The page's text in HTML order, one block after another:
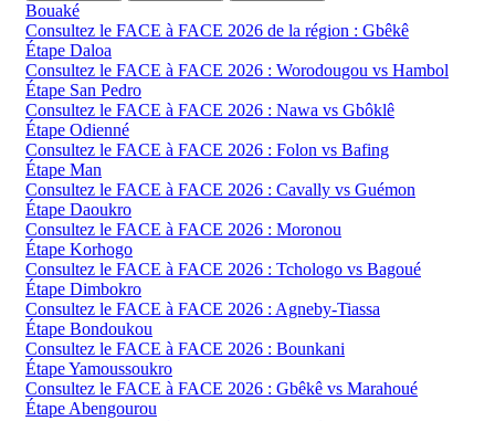
Bouaké
Consultez le FACE à FACE 2026 de la région : Gbêkê
Étape Daloa
Consultez le FACE à FACE 2026 : Worodougou vs Hambol
Étape San Pedro
Consultez le FACE à FACE 2026 : Nawa vs Gbôklê
Étape Odienné
Consultez le FACE à FACE 2026 : Folon vs Bafing
Étape Man
Consultez le FACE à FACE 2026 : Cavally vs Guémon
Étape Daoukro
Consultez le FACE à FACE 2026 : Moronou
Étape Korhogo
Consultez le FACE à FACE 2026 : Tchologo vs Bagoué
Étape Dimbokro
Consultez le FACE à FACE 2026 : Agneby-Tiassa
Étape Bondoukou
Consultez le FACE à FACE 2026 : Bounkani
Étape Yamoussoukro
Consultez le FACE à FACE 2026 : Gbêkê vs Marahoué
Étape Abengourou